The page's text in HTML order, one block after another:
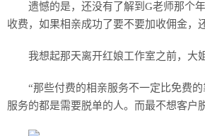
遗憾的是，还没有了解到G老师那个
收费，如果相亲成功了要不要加收佣金，
我想起那天离开红娘工作室之前，大
“那些付费的相亲服务不一定比免费
服务的都是需要脱单的人。而最不想客户